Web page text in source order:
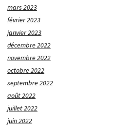
mars 2023
février 2023
janvier 2023
décembre 2022
novembre 2022
octobre 2022
septembre 2022
août 2022
juillet 2022
juin 2022